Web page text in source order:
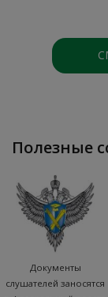
полезные
Документы
слушателей заносятся